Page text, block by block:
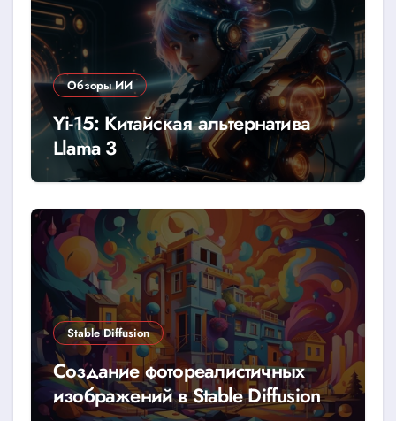
Обзоры ИИ
Yi-15: Китайская альтернатива
Llama 3
Stable Diffusion
Создание фотореалистичных
изображений в Stable Diffusion